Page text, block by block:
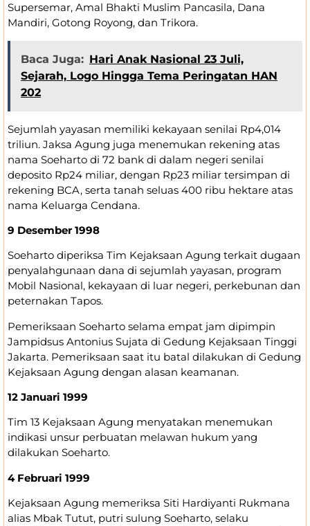
Supersemar, Amal Bhakti Muslim Pancasila, Dana
Mandiri, Gotong Royong, dan Trikora.
Baca Juga: Hari Anak Nasional 23 Juli,
Sejarah, Logo Hingga Tema Peringatan HAN
202
Sejumlah yayasan memiliki kekayaan senilai Rp4,014
triliun. Jaksa Agung juga menemukan rekening atas
nama Soeharto di 72 bank di dalam negeri senilai
deposito Rp24 miliar, dengan Rp23 miliar tersimpan di
rekening BCA, serta tanah seluas 400 ribu hektare atas
nama Keluarga Cendana.
9 Desember 1998
Soeharto diperiksa Tim Kejaksaan Agung terkait dugaan
penyalahgunaan dana di sejumlah yayasan, program
Mobil Nasional, kekayaan di luar negeri, perkebunan dan
peternakan Tapos.
Pemeriksaan Soeharto selama empat jam dipimpin
Jampidsus Antonius Sujata di Gedung Kejaksaan Tinggi
Jakarta. Pemeriksaan saat itu batal dilakukan di Gedung
Kejaksaan Agung dengan alasan keamanan.
12 Januari 1999
Tim 13 Kejaksaan Agung menyatakan menemukan
indikasi unsur perbuatan melawan hukum yang
dilakukan Soeharto.
4 Februari 1999
Kejaksaan Agung memeriksa Siti Hardiyanti Rukmana
alias Mbak Tutut, putri sulung Soeharto, selaku